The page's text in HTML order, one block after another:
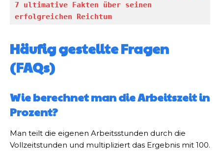
7 ultimative Fakten über seinen
erfolgreichen Reichtum
Häufig gestellte Fragen
(FAQs)
Wie berechnet man die Arbeitszeit in
Prozent?
Man teilt die eigenen Arbeitsstunden durch die
Vollzeitstunden und multipliziert das Ergebnis mit 100.